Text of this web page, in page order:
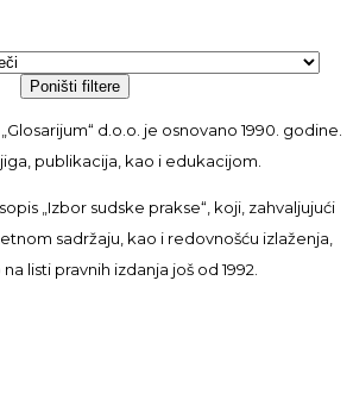
d.o.o. je osnovano 1990. godine.
publikacija, kao i edukacijom.
„Izbor sudske prakse“, koji, zahvaljujući
sadržaju, kao i redovnošću izlaženja,
listi pravnih izdanja još od 1992.